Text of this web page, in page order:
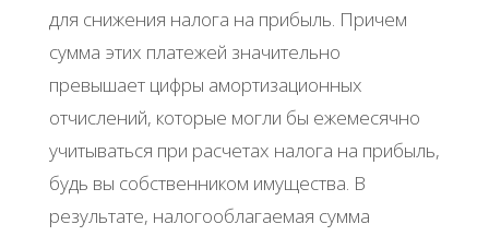
для снижения налога на прибыль. Причем
сумма этих платежей значительно
превышает цифры амортизационных
отчислений, которые могли бы ежемесячно
учитываться при расчетах налога на прибыль,
будь вы собственником имущества. В
результате, налогооблагаемая сумма